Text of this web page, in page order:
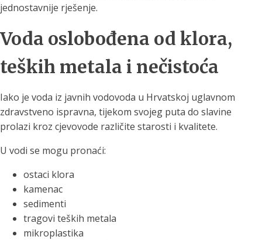
jednostavnije rješenje.
Voda oslobođena od klora,
teških metala i nečistoća
Iako je voda iz javnih vodovoda u Hrvatskoj uglavnom
zdravstveno ispravna, tijekom svojeg puta do slavine
prolazi kroz cjevovode različite starosti i kvalitete.
U vodi se mogu pronaći:
ostaci klora
kamenac
sedimenti
tragovi teških metala
mikroplastika